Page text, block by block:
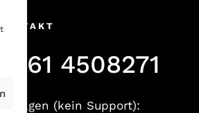
0561 4508271
Anfragen (kein Support):